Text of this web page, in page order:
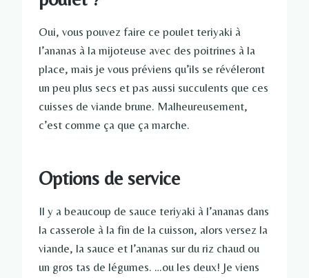
Oui, vous pouvez faire ce poulet teriyaki à
l’ananas à la mijoteuse avec des poitrines à la
place, mais je vous préviens qu’ils se révéleront
un peu plus secs et pas aussi succulents que ces
cuisses de viande brune. Malheureusement,
c’est comme ça que ça marche.
Options de service
Il y a beaucoup de sauce teriyaki à l’ananas dans
la casserole à la fin de la cuisson, alors versez la
viande, la sauce et l’ananas sur du riz chaud ou
un gros tas de légumes. …ou les deux! Je viens